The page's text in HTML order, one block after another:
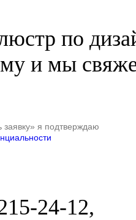
по
и мы
я подтверждаю
24-12,